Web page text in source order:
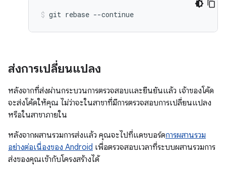
git rebase --continue
ส่งการเปลี่ยนแปลง
หลังจากที่ส่งผ่านกระบวนการตรวจสอบและยืนยันแล้ว เจ้าของโค้ด
จะส่งโค้ดให้คุณ ไม่ว่าจะในสาขาที่มีการตรวจสอบการเปลี่ยนแปลง
หรือในสาขาภายใน
หลังจากผสานรวมการส่งแล้ว คุณจะไปที่แดชบอร์ดการผสานรวม
อย่างต่อเนื่องของ Android เพื่อตรวจสอบเวลาที่ระบบผสานรวมการ
ส่งของคุณเข้ากับโครงสร้างได้